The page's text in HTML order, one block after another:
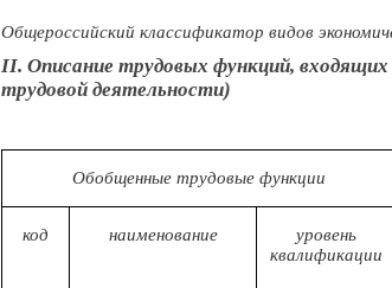
Общероссийский классификатор видов
II. Описание трудовых функций,
трудовой деятельности)
Обобщенные трудовые функции
код наименование
уровень
квалификации